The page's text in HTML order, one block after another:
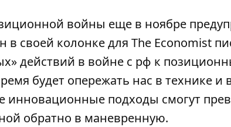
войны еще в ноябре
своей колонке для The Economist
действий в войне с рф к
будет опережать нас в технике
инновационные подходы смогут
обратно в маневренную.